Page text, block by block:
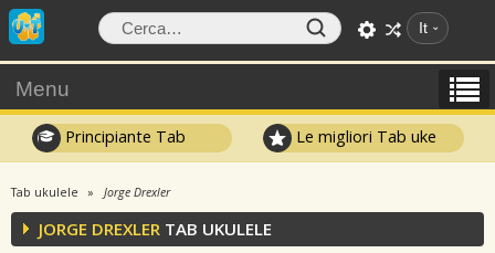
It
Menu
Principiante Tab Le migliori Tab uke
Tab ukulele Jorge Drexler
JORGE DREXLER TAB UKULELE